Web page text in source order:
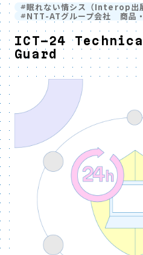
眠れない情シス（Interop出
NTT-ATグループ会社 商品
ICT-24
Guard